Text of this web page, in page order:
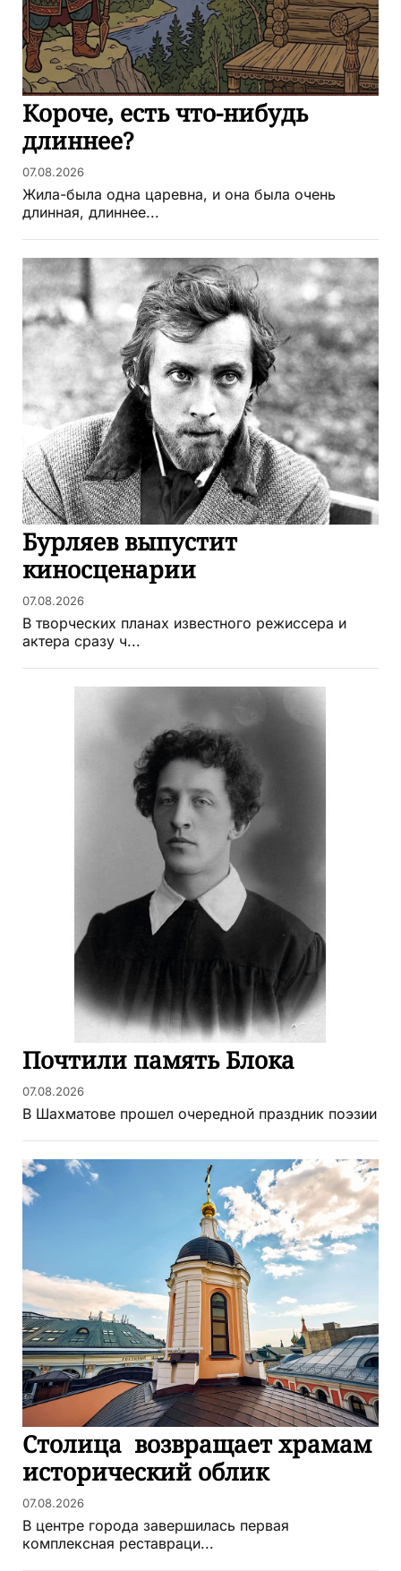
Короче, есть что-нибудь
длиннее?
07.08.2026
Жила-была одна царевна, и она была очень
длинная, длиннее...
Бурляев выпустит
киносценарии
07.08.2026
В творческих планах известного режиссера и
актера сразу ч...
Почтили память Блока
07.08.2026
В Шахматове прошел очередной праздник поэзии
Столица возвращает храмам
исторический облик
07.08.2026
В центре города завершилась первая
комплексная реставраци...